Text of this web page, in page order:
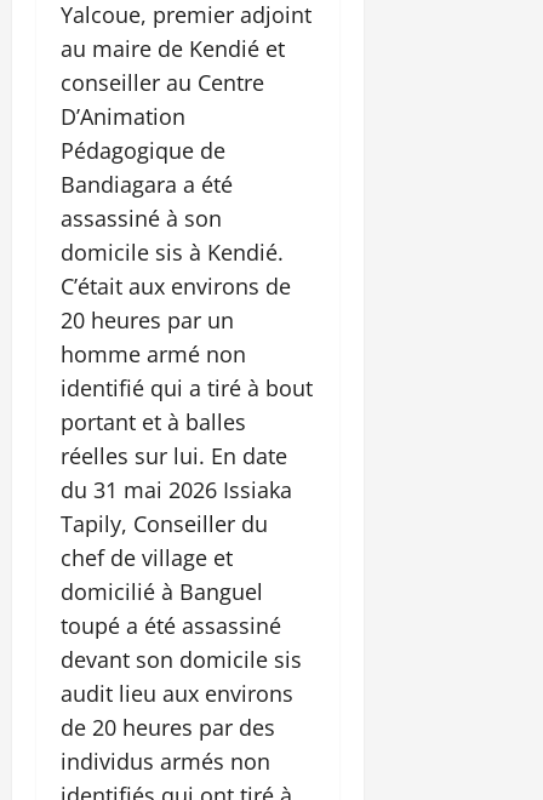
Yalcoue, premier adjoint
au maire de Kendié et
conseiller au Centre
D’Animation
Pédagogique de
Bandiagara a été
assassiné à son
domicile sis à Kendié.
C’était aux environs de
20 heures par un
homme armé non
identifié qui a tiré à bout
portant et à balles
réelles sur lui. En date
du 31 mai 2026 Issiaka
Tapily, Conseiller du
chef de village et
domicilié à Banguel
toupé a été assassiné
devant son domicile sis
audit lieu aux environs
de 20 heures par des
individus armés non